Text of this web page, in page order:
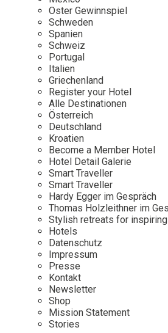
Mexico
Niederlande
Österreich
Portugal
Schweden
Spanien
Schweiz
Persönlichkeiten
Our Story
Career
Kontakt
Impressum
Oster Gewinnspiel
Schweden
Spanien
Schweiz
Portugal
Italien
Griechenland
Register your Hotel
Alle Destinationen
Österreich
Deutschland
Kroatien
Become a Member Hotel
Hotel Detail Galerie
Smart Traveller
Smart Traveller
Hardy Egger im Gespräch
Thomas Holzleithner im
Stylish retreats for
Hotels
Datenschutz
Impressum
Presse
Kontakt
Newsletter
Shop
Mission Statement
Stories